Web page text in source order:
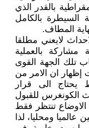
بالقدر الذي
السيطرة بالكامل
المطاف.
لايعني مطلقا
مشاركة بالعملية
تلك الجهة القوى
إظهار ان الامر من
يحتاج الى قرار
الكونغرس للقبول
تنتظر فقط
ومحليا، لذا